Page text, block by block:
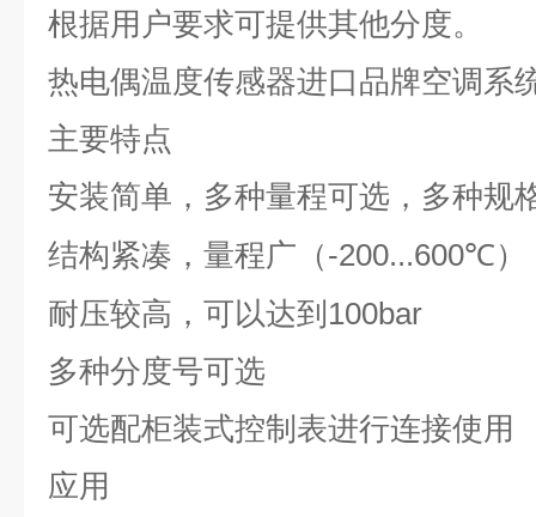
根据用户要求可提供其他分度。
热电偶温度传感器进口品牌空调系
主要特点
安装简单，多种量程可选，多种规
结构紧凑，量程广（-200...600℃）
耐压较高，可以达到 100bar
多种分度号可选
可选配柜装式控制表进行连接使用
应用